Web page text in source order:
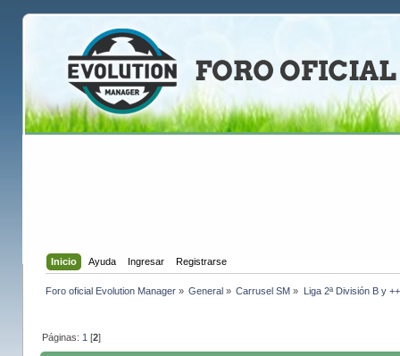
Inicio Ayuda Ingresar Registrarse
Foro oficial Evolution Manager» General » Carrusel SM » Liga 2ª División B y
Páginas: 1 [2]